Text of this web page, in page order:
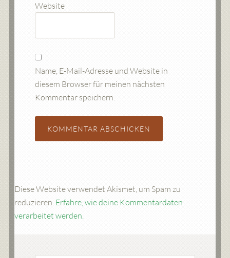
Website
Name, E-Mail-Adresse und Website in
diesem Browser für meinen nächsten
Kommentar speichern.
Diese Website verwendet Akismet, um Spam zu
reduzieren. Erfahre, wie deine Kommentardaten
verarbeitet werden.